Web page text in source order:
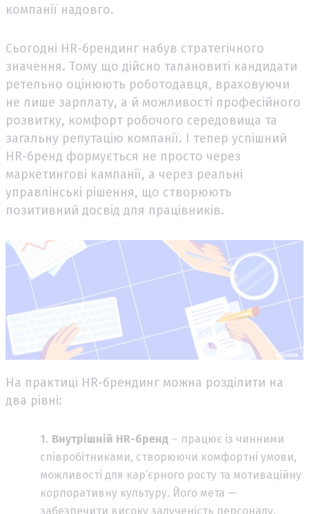
компанії надовго.
Сьогодні HR-брендинг набув стратегічного
значення. Тому що дійсно талановиті кандидати
ретельно оцінюють роботодавця, враховуючи
не лише зарплату, а й можливості професійного
розвитку, комфорт робочого середовища та
загальну репутацію компанії. І тепер успішний
HR-бренд формується не просто через
маркетингові кампанії, а через реальні
управлінські рішення, що створюють
позитивний досвід для працівників.
На практиці HR-брендинг можна розділити на
два рівні:
Внутрішній HR-бренд – працює із чинними
співробітниками, створюючи комфортні умови,
можливості для кар’єрного росту та мотиваційну
корпоративну культуру. Його мета —
забезпечити високу залученість персоналу,